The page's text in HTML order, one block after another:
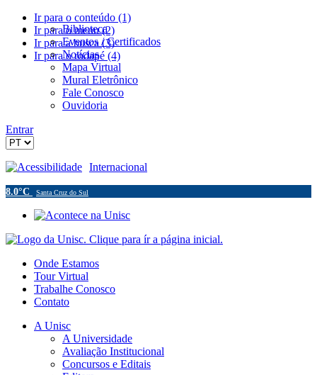
Ir para o conteúdo (1)
Ir para o menu (2)
Ir para a busca (3)
Ir para o rodapé (4)
Biblioteca
Eventos / Certificados
Notícias
Mapa Virtual
Mural Eletrônico
Fale Conosco
Ouvidoria
Entrar
Acessibilidade Internacional
8.0°C Santa Cruz do Sul
Onde Estamos
Tour Virtual
Trabalhe Conosco
Contato
A Unisc
A Universidade
Avaliação Institucional
Concursos e Editais